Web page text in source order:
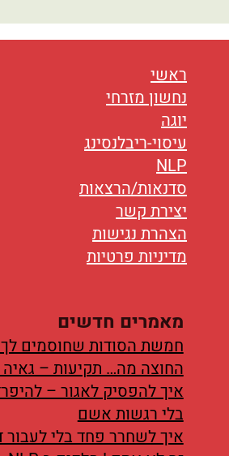
ראשי
נחשון מזרחי
יוגה
עיסוי-ריבלנסינג
NLP
סדנאות/הרצאות
יצירת קשר
הצהרת נגישות
מדיניות פרטיות
מאמרים חדשים
חמשת הסודות שחוסמים
החוצה מה… תקיעות –
איך להפסיק לאגור –
בלי רגשות אשם
איך לשחרר פחד בלי לעבור